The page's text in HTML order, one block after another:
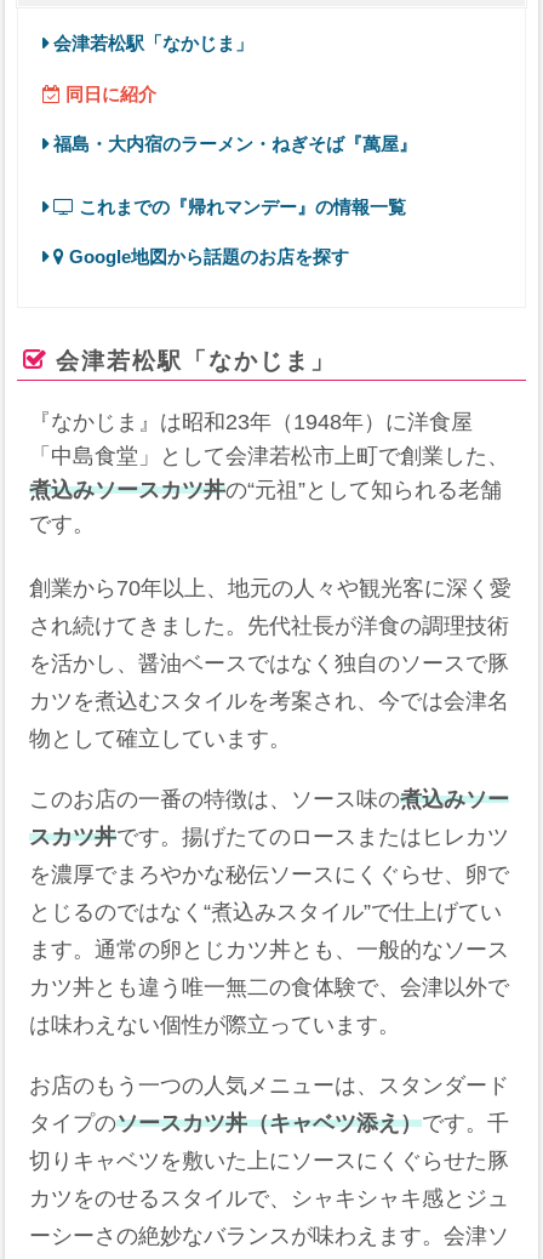
会津若松駅「なかじま」
同日に紹介
福島・大内宿のラーメン・ねぎそば『萬屋』
これまでの『帰れマンデー』の情報一覧
Google地図から話題のお店を探す
会津若松駅「なかじま」
『なかじま』は昭和23年（1948年）に洋食屋
「中島食堂」として会津若松市上町で創業した、
煮込みソースカツ丼の“元祖”として知られる老舗
です。
創業から70年以上、地元の人々や観光客に深く愛
され続けてきました。先代社長が洋食の調理技術
を活かし、醤油ベースではなく独自のソースで豚
カツを煮込むスタイルを考案され、今では会津名
物として確立しています。
このお店の一番の特徴は、ソース味の煮込みソー
スカツ丼です。揚げたてのロースまたはヒレカツ
を濃厚でまろやかな秘伝ソースにくぐらせ、卵で
とじるのではなく“煮込みスタイル”で仕上げてい
ます。通常の卵とじカツ丼とも、一般的なソース
カツ丼とも違う唯一無二の食体験で、会津以外で
は味わえない個性が際立っています。
お店のもう一つの人気メニューは、スタンダード
タイプのソースカツ丼（キャベツ添え）です。千
切りキャベツを敷いた上にソースにくぐらせた豚
カツをのせるスタイルで、シャキシャキ感とジュ
ーシーさの絶妙なバランスが味わえます。会津ソ